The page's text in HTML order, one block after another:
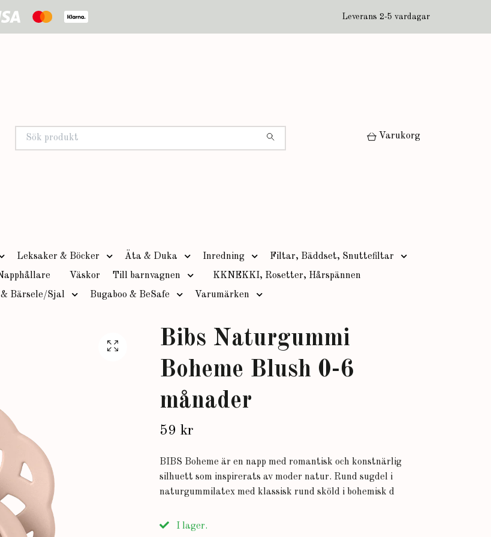
Leverans 2-5 vardagar
Varukorg
Leksaker & Böcker Äta & Duka Inredning
Filtar, Bäddset, Snuttefiltar
Väskor Till barnvagnen
KKNEKKI, Rosetter, Hårspännen
Bärsele/Sjal
Bugaboo & BeSafe Varumärken
Bibs Naturgummi
Boheme Blush 0-6
månader
59 kr
BIBS Boheme är en napp med romantisk och konstnärlig
silhuett som inspirerats av moder natur. Rund sugdel i
naturgummilatex med klassisk rund sköld i bohemisk d
I lager.